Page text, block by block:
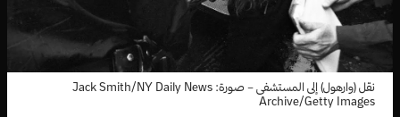
نقل (وارهول) إلى المستشفى – صورة: Jack Smith/NY Daily News
Archive/Getty Images